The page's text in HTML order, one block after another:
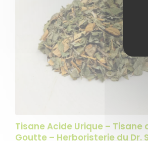
Tisane Acide Urique – Tisane
Goutte – Herboristerie du Dr.